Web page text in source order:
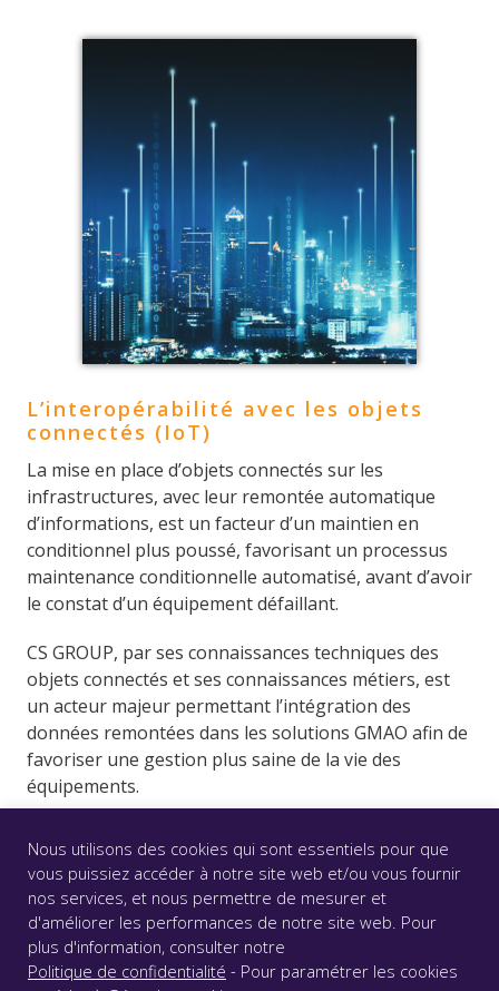
L’interopérabilité avec les objets
connectés (IoT)
La mise en place d’objets connectés sur les
infrastructures, avec leur remontée automatique
d’informations, est un facteur d’un maintien en
conditionnel plus poussé, favorisant un processus
maintenance conditionnelle automatisé, avant d’avoir
le constat d’un équipement défaillant.
CS GROUP, par ses connaissances techniques des
objets connectés et ses connaissances métiers, est
un acteur majeur permettant l’intégration des
données remontées dans les solutions GMAO afin de
favoriser une gestion plus saine de la vie des
équipements.
© CS GROUP 2026. Tous droits réservés |
Mentions légales|Accessibilité : partiellement conforme
Nous utilisons des cookies qui sont essentiels pour que
vous puissiez accéder à notre site web et/ou vous fournir
nos services, et nous permettre de mesurer et
d'améliorer les performances de notre site web. Pour
plus d'information, consulter notre
Politique de confidentialité - Pour paramétrer les cookies